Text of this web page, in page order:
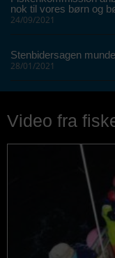
nok til vores børn og
24/09/2021
Stenbidersagen
28/01/2021
Video fra